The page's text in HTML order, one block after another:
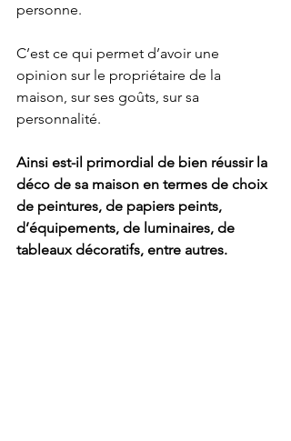
personne.
C’est ce qui permet d’avoir une
opinion sur le propriétaire de la
maison, sur ses goûts, sur sa
personnalité.
Ainsi est-il primordial de bien réussir la
déco de sa maison en termes de choix
de peintures, de papiers peints,
d’équipements, de luminaires, de
tableaux décoratifs, entre autres.